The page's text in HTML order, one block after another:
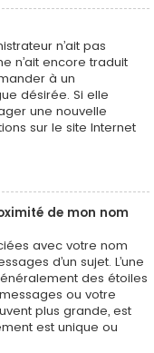
n’ait pas
n’ait encore traduit
à un
désirée. Si elle
une nouvelle
sur le site Internet
de mon nom
avec votre nom
d’un sujet. L’une
des étoiles
ou votre
plus grande, est
est unique ou